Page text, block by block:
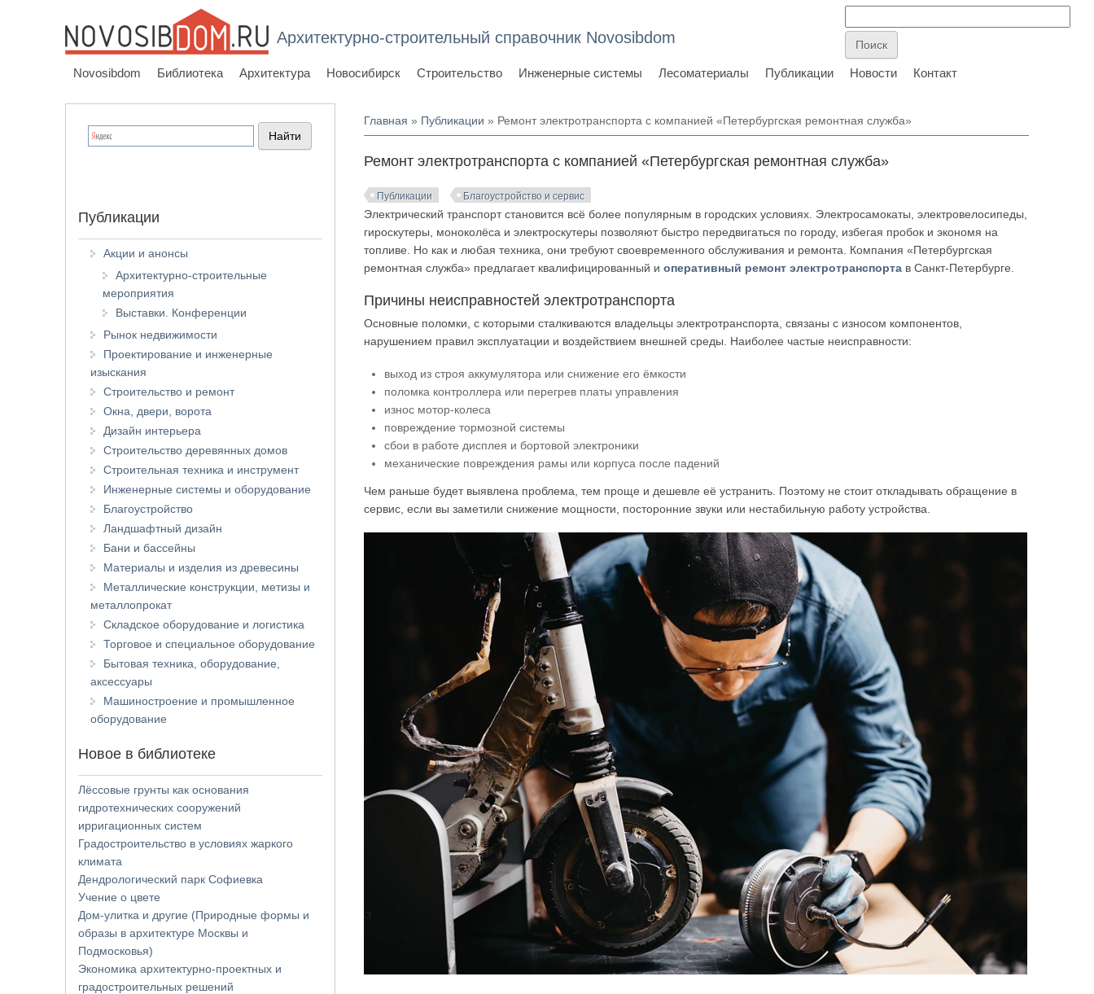
Архитектурно-строительный справочник Novosibdom
Novosibdom Библиотека Архитектура Новосибирск Строительство Инженерные системы Лесоматериалы Публикации Новости Контакт
Вы здесь
Главная » Публикации » Ремонт электротранспорта с компанией «Петербургская ремонтная служба»
Ремонт электротранспорта с компанией «Петербургская ремонтная служба»
Публикации Благоустройство и сервис
Электрический транспорт становится всё более популярным в городских условиях. Электросамокаты, электровелосипеды,
гироскутеры, моноколёса и электроскутеры позволяют быстро передвигаться по городу, избегая пробок и экономя на
топливе. Но как и любая техника, они требуют своевременного обслуживания и ремонта. Компания «Петербургская
ремонтная служба» предлагает квалифицированный иоперативный ремонт электротранспорта в Санкт-Петербурге.
Причины неисправностей электротранспорта
Основные поломки, с которыми сталкиваются владельцы электротранспорта, связаны с износом компонентов,
нарушением правил эксплуатации и воздействием внешней среды. Наиболее частые неисправности:
выход из строя аккумулятора или снижение его ёмкости
поломка контроллера или перегрев платы управления
износ мотор-колеса
повреждение тормозной системы
сбои в работе дисплея и бортовой электроники
механические повреждения рамы или корпуса после падений
Чем раньше будет выявлена проблема, тем проще и дешевле её устранить. Поэтому не стоит откладывать обращение в
сервис, если вы заметили снижение мощности, посторонние звуки или нестабильную работу устройства.
Публикации
Акции и анонсы
Архитектурно-строительные
мероприятия
Выставки. Конференции
Рынок недвижимости
Проектирование и инженерные
изыскания
Строительство и ремонт
Окна, двери, ворота
Дизайн интерьера
Строительство деревянных домов
Строительная техника и инструмент
Инженерные системы и оборудование
Благоустройство
Ландшафтный дизайн
Бани и бассейны
Материалы и изделия из древесины
Металлические конструкции, метизы и
металлопрокат
Складское оборудование и логистика
Торговое и специальное оборудование
Бытовая техника, оборудование,
аксессуары
Машиностроение и промышленное
оборудование
Новое в библиотеке
Лёссовые грунты как основания
гидротехнических сооружений
ирригационных систем
Градостроительство в условиях жаркого
климата
Дендрологический парк Софиевка
Учение о цвете
Дом-улитка и другие (Природные формы и
образы в архитектуре Москвы и
Подмосковья)
Экономика архитектурно-проектных и
градостроительных решений